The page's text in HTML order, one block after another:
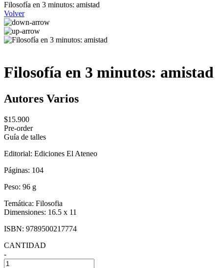
Filosofía en 3 minutos: amistad
Volver
Filosofía en 3 minutos: amistad
Autores Varios
$15.900
Pre-order
Guía de talles
Editorial: Ediciones El Ateneo
Páginas: 104
Peso: 96 g
Temática: Filosofia
Dimensiones: 16.5 x 11
ISBN: 9789500217774
CANTIDAD
-